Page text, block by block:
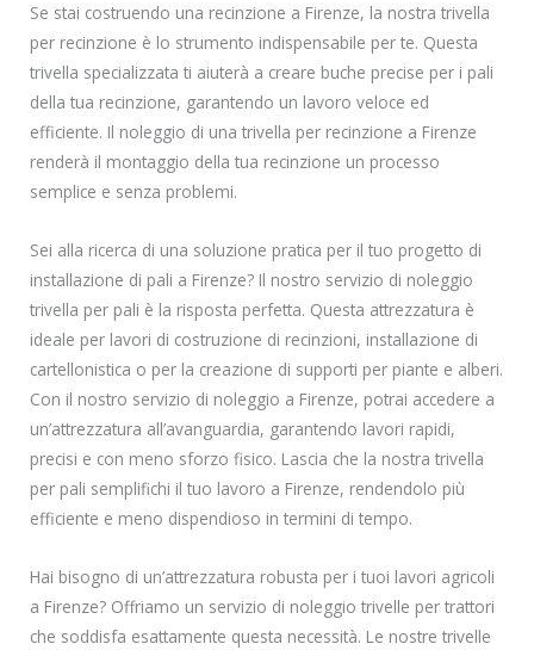
Se stai costruendo una recinzione a Firenze, la nostra trivella
per recinzione è lo strumento indispensabile per te. Questa
trivella specializzata ti aiuterà a creare buche precise per i pali
della tua recinzione, garantendo un lavoro veloce ed
efficiente. Il noleggio di una trivella per recinzione a Firenze
renderà il montaggio della tua recinzione un processo
semplice e senza problemi.
Sei alla ricerca di una soluzione pratica per il tuo progetto di
installazione di pali a Firenze? Il nostro servizio di noleggio
trivella per pali è la risposta perfetta. Questa attrezzatura è
ideale per lavori di costruzione di recinzioni, installazione di
cartellonistica o per la creazione di supporti per piante e alberi.
Con il nostro servizio di noleggio a Firenze, potrai accedere a
un’attrezzatura all’avanguardia, garantendo lavori rapidi,
precisi e con meno sforzo fisico. Lascia che la nostra trivella
per pali semplifichi il tuo lavoro a Firenze, rendendolo più
efficiente e meno dispendioso in termini di tempo.
Hai bisogno di un’attrezzatura robusta per i tuoi lavori agricoli
a Firenze? Offriamo un servizio di noleggio trivelle per trattori
che soddisfa esattamente questa necessità. Le nostre trivelle